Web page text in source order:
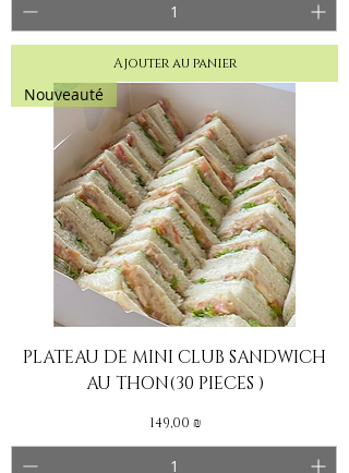
Ajouter au panier
Nouveauté
PLATEAU DE MINI CLUB SANDWICH
AU THON(30 PIECES )
Prix
149,00 ₪